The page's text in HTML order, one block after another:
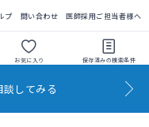
プ 問い合わせ 医師採用ご担当者様へ
お気に入り 保存済みの検索条件
してみる